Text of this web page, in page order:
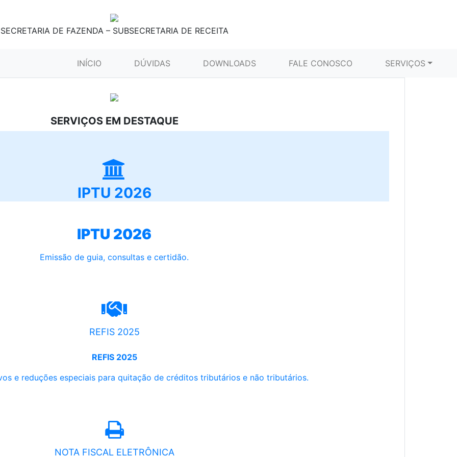
SECRETARIA DE FAZENDA – SUBSECRETARIA DE RECEITA
INÍCIO (CURRENT)DÚVIDAS DOWNLOADS FALE CONOSCO SERVIÇOS
SERVIÇOS EM DESTAQUE
IPTU 2026
IPTU 2026
Emissão de guia, consultas e certidão.
REFIS 2025
REFIS 2025
e reduções especiais para quitação de créditos tributários e não tributários.
NOTA FISCAL ELETRÔNICA